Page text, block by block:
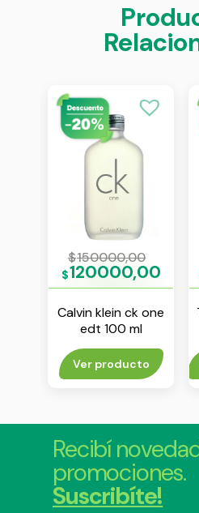
$150000,00
$120000,00
Calvin klein ck one
edt 100 ml
Ver producto
Recibí
promociones.
Suscribíte!